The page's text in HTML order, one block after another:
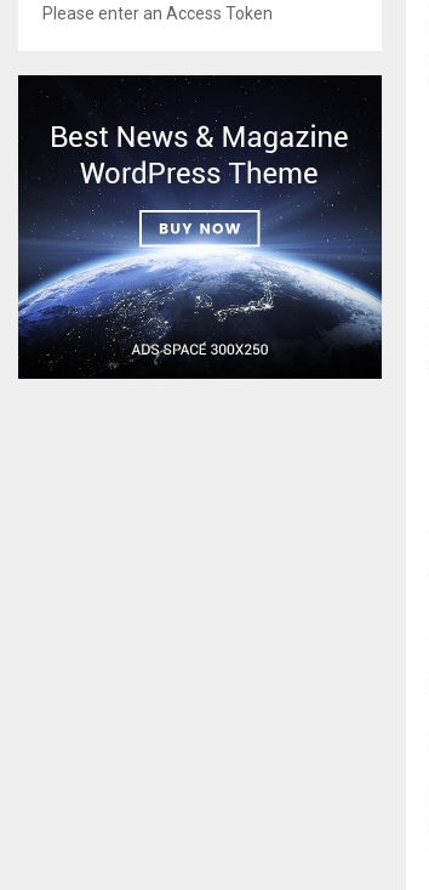
Please enter an Access Token